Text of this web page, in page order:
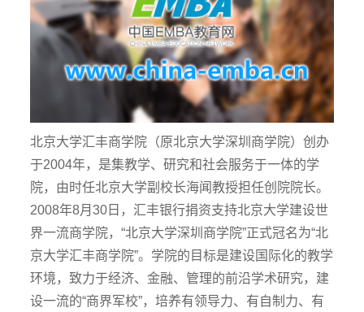
北京大学汇丰商学院（原北京大学深圳商学院）创办
于2004年，是集教学、研究和社会服务于一体的学
院，由时任北京大学副校长海闻教授担任创院院长。
2008年8月30日，汇丰银行捐资支持北京大学建设世
界一流商学院，“北京大学深圳商学院”正式冠名为“北
京大学汇丰商学院”。学院的目标是建设国际化的教学
环境，致力于经济、金融、管理的前沿学术研究，建
设一流的“商界军校”，培养有领导力、有自制力、有